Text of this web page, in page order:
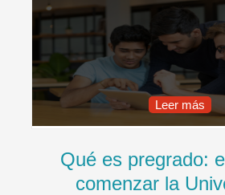
Leer más
Qué es pregrado:
comenzar la